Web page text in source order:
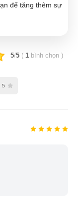
để tăng thêm sự
5/5 ( 1 bình chọn)
5